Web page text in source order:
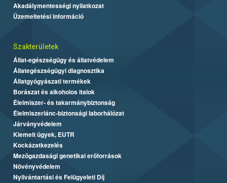
Akadálymentességi nyilatkozat
Üzemeltetési információ
Szakterületek
Állat-egészségügy és állatvédelem
Állategészségügyi diagnosztika
Állatgyógyászati termékek
Borászat és alkoholos italok
Élelmiszer- és takarmánybiztonság
Élelmiszerlánc-biztonsági laborhálózat
Járványvédelem
Kiemelt ügyek, EUTR
Kockázatkezelés
Mezőgazdasági genetikai erőforrások
Növényvédelem
Nyilvántartási és Felügyeleti Díj